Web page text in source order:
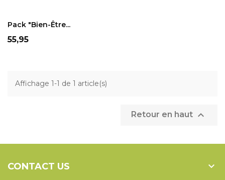
Pack "bien-Être...
Prix
55,95
Affichage 1-1 de 1 article(s)
Retour en haut 
CONTACT US 